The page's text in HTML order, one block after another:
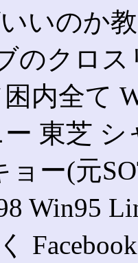
いのか
のクロ
内全て
東芝
ー(元
Win95